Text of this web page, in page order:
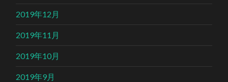
2019年12月
2019年11月
2019年10月
2019年9月